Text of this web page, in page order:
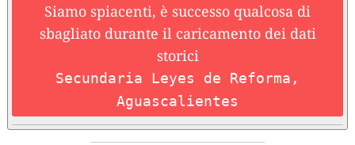
Siamo spiacenti, è successo qualcosa di
sbagliato durante il caricamento dei dati
storici
Secundaria Leyes de Reforma,
Aguascalientes